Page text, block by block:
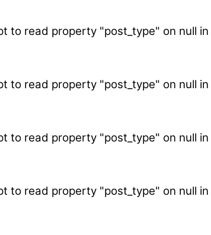
to read property "post_type" on null in
to read property "post_type" on null in
to read property "post_type" on null in
to read property "post_type" on null in